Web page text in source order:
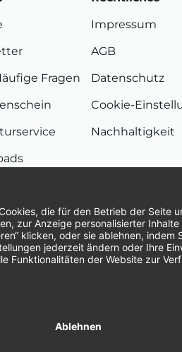
Fragen
Impressum
AGB
Datenschutz
Cookie-
Nachhaltigkeit
© 2026 Dentina GmbH | Alle Rechte